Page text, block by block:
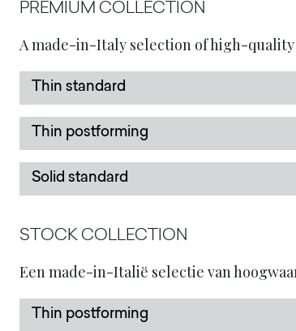
PREMIUM COLLECTION
A made-in-Italy selection of high-
Thin standard
Thin postforming
Solid standard
STOCK COLLECTION
Een made-in-Italië selectie van
Thin postforming